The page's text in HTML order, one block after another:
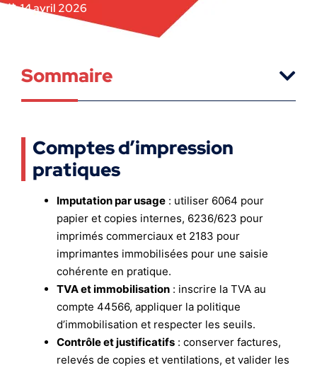
14 avril 2026
Sommaire
Comptes d’impression
pratiques
Imputation par usage : utiliser 6064 pour
papier et copies internes, 6236/623 pour
imprimés commerciaux et 2183 pour
imprimantes immobilisées pour une saisie
cohérente en pratique.
TVA et immobilisation : inscrire la TVA au
compte 44566, appliquer la politique
d’immobilisation et respecter les seuils.
Contrôle et justificatifs : conserver factures,
relevés de copies et ventilations, et valider les